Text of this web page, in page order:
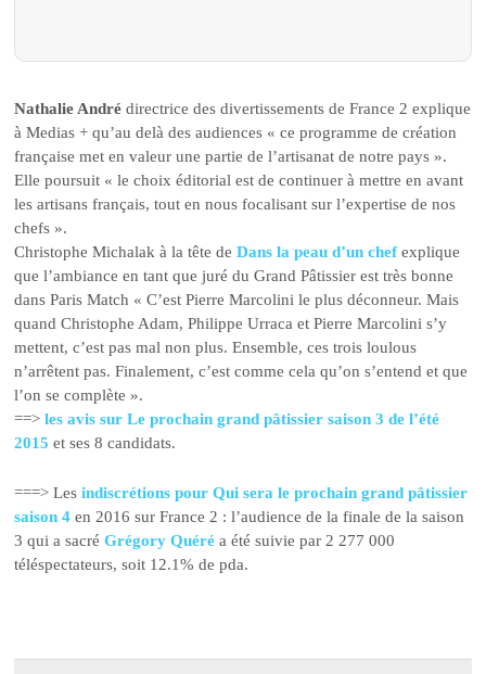
Nathalie André directrice des divertissements de France 2 explique
à Medias + qu’au delà des audiences « ce programme de création
française met en valeur une partie de l’artisanat de notre pays ».
Elle poursuit « le choix éditorial est de continuer à mettre en avant
les artisans français, tout en nous focalisant sur l’expertise de nos
chefs ».
Christophe Michalak à la tête de Dans la peau d’un chefexplique
que l’ambiance en tant que juré du Grand Pâtissier est très bonne
dans Paris Match « C’est Pierre Marcolini le plus déconneur. Mais
quand Christophe Adam, Philippe Urraca et Pierre Marcolini s’y
mettent, c’est pas mal non plus. Ensemble, ces trois loulous
n’arrêtent pas. Finalement, c’est comme cela qu’on s’entend et que
l’on se complète ».
==>les avis sur Le prochain grand pâtissier saison 3 de l’été
2015 et ses 8 candidats.
===> Lesindiscrétions pour Qui sera le prochain grand pâtissier
saison 4 en 2016 sur France 2 : l’audience de la finale de la saison
3 qui a sacréGrégory Quéré a été suivie par 2 277 000
téléspectateurs, soit 12.1% de pda.